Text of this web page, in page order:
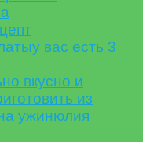
у вас есть 3
вкусно и
из
ужинюлия